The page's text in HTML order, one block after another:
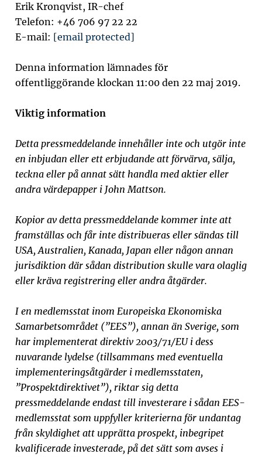
Erik Kronqvist, IR-chef
Telefon: +46 706 97 22 22
E-mail: [email protected]
Denna information lämnades för
offentliggörande klockan 11:00 den 22 maj 2019.
Viktig information
Detta pressmeddelande innehåller inte och utgör inte
en inbjudan eller ett erbjudande att förvärva, sälja,
teckna eller på annat sätt handla med aktier eller
andra värdepapper i John Mattson.
Kopior av detta pressmeddelande kommer inte att
framställas och får inte distribueras eller sändas till
USA, Australien, Kanada, Japan eller någon annan
jurisdiktion där sådan distribution skulle vara olaglig
eller kräva registrering eller andra åtgärder.
I en medlemsstat inom Europeiska Ekonomiska
Samarbetsområdet (”EES”), annan än Sverige, som
har implementerat direktiv 2003/71/EU i dess
nuvarande lydelse (tillsammans med eventuella
implementeringsåtgärder i medlemsstaten,
”Prospektdirektivet”), riktar sig detta
pressmeddelande endast till investerare i sådan EES-
medlemsstat som uppfyller kriterierna för undantag
från skyldighet att upprätta prospekt, inbegripet
kvalificerade investerade, på det sätt som avses i